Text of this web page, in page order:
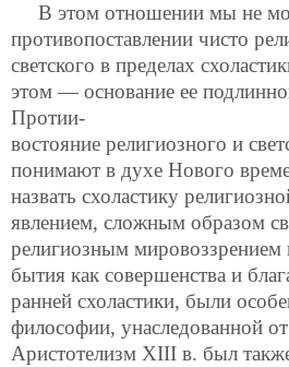
В этом отношении мы не
противопоставлении чисто
светского в пределах
этом — основание ее
Протии-
востояние религиозного и
понимают в духе Нового
назвать схоластику
явлением, сложным образом
религиозным
бытия как совершенства и
ранней схоластики, были
философии, унаследованной
Аристотелизм XIII в. был